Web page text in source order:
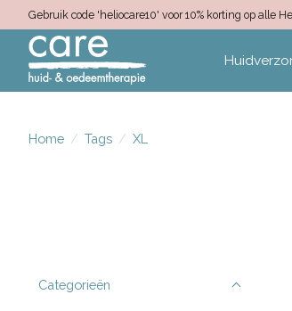
Gebruik code 'heliocare10' voor 10% korting op alle
Home / Tags / XL
Categorieën